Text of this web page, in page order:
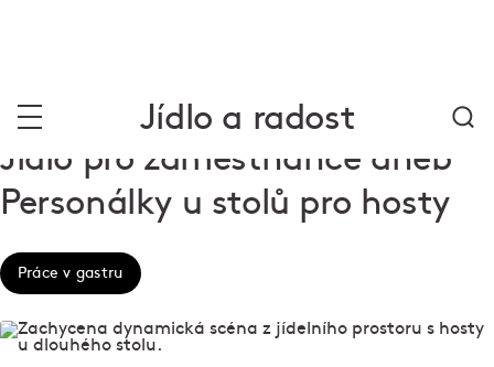
Jídlo a radost
Jídlo pro zaměstnance aneb
Personálky u stolů pro hosty
Práce v gastru